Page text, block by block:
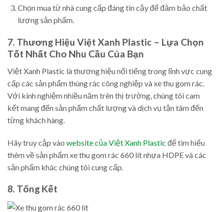
Chọn mua từ nhà cung cấp đáng tin cậy để đảm bảo chất
lượng sản phẩm.
7. Thương Hiệu Việt Xanh Plastic – Lựa Chọn
Tốt Nhất Cho Nhu Cầu Của Bạn
Việt Xanh Plastic là thương hiệu nổi tiếng trong lĩnh vực cung
cấp các sản phẩm thùng rác công nghiệp và xe thu gom rác.
Với kinh nghiệm nhiều năm trên thị trường, chúng tôi cam
kết mang đến sản phẩm chất lượng và dịch vụ tận tâm đến
từng khách hàng.
Hãy truy cập vào website của Việt Xanh Plastic để tìm hiểu
thêm về sản phẩm xe thu gom rác 660 lít nhựa HDPE và các
sản phẩm khác chúng tôi cung cấp.
8. Tổng Kết